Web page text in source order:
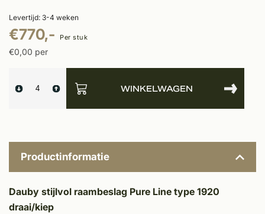
Levertijd: 3-4 weken
€770,- Per stuk
€0,00 per
WINKELWAGEN
Productinformatie
Dauby stijlvol raambeslag Pure Line type 1920
draai/kiep